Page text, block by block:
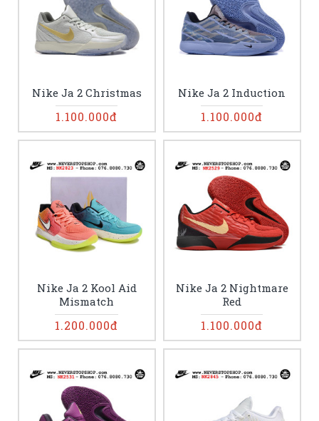
Nike Ja 2 Christmas
1.100.000đ
Nike Ja 2 Induction
1.100.000đ
Nike Ja 2 Kool Aid
Mismatch
1.200.000đ
Nike Ja 2 Nightmare
Red
1.100.000đ